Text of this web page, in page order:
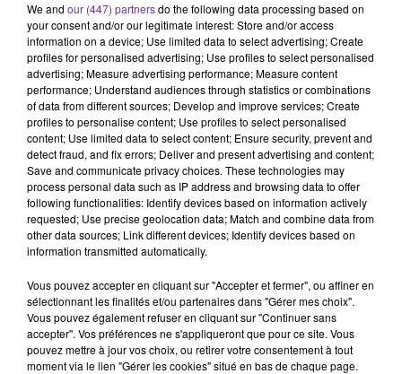
de nombreux Etats membres avaient proposé leur aide à
Paris. "Pas encore tous, mais disons que le mouvement va dans
le bon sens", s'est-il félicité. "Quand vous abordez la question
de la défense vous soulevez un problème de fond (...) L'Europe
n'a pas été fabriquée pour ça, il y a tout un travail à faire pour
renforcer la défense intérieure et extérieure de l'Europe", a-t-il
commenté. La France n'a pas demandé d'assistance militaire
mais une aide, logistique ou autre, sur ses théâtres
d'intervention à l'étranger. AFP
We and our (447) partnersdo the following data processing based on
your consent and/or our legitimate interest: Store and/or access
information on a device; Use limited data to select advertising; Create
profiles for personalised advertising; Use profiles to select personalised
advertising; Measure advertising performance; Measure content
performance; Understand audiences through statistics or combinations
of data from different sources; Develop and improve services; Create
profiles to personalise content; Use profiles to select personalised
content; Use limited data to select content; Ensure security, prevent and
detect fraud, and fix errors; Deliver and present advertising and content;
Save and communicate privacy choices. These technologies may
process personal data such as IP address and browsing data to offer
following functionalities: Identify devices based on information actively
requested; Use precise geolocation data; Match and combine data from
other data sources; Link different devices; Identify devices based on
information transmitted automatically.
Vous pouvez accepter en cliquant sur "Accepter et fermer", ou affiner en
sélectionnant les finalités et/ou partenaires dans "Gérer mes choix".
Vous pouvez également refuser en cliquant sur "Continuer sans
accepter". Vos préférences ne s'appliqueront que pour ce site. Vous
pouvez mettre à jour vos choix, ou retirer votre consentement à tout
moment via le lien "Gérer les cookies" situé en bas de chaque page.